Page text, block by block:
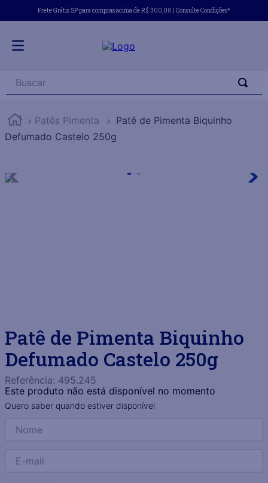
Frete Grátis SP para compras acima de R$ 300,00 | Consulte Condições*
Buscar
Patês Pimenta
Patê de Pimenta Biquinho
Defumado Castelo 250g
Patê de Pimenta Biquinho
Defumado Castelo 250g
Referência: 495.245
Este produto não está disponível no momento
Quero saber quando estiver disponível